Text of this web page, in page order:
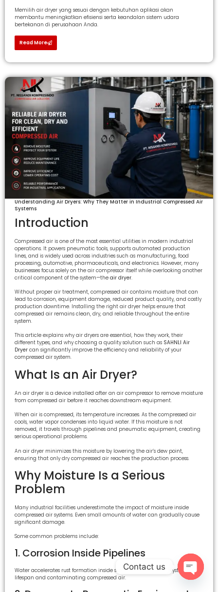
Memilih air dryer yang sesuai dengan kebutuhan aplikasi akan
membantu meningkatkan efisiensi serta keandalan sistem udara
bertekanan di perusahaan Anda.
Read More
Understanding Air Dryers: Why They Matter in Industrial Compressed Air
Systems
Introduction
Compressed air is one of the most essential utilities in modern industrial
operations. It powers pneumatic tools, supports automated production
lines, and is widely used across industries such as manufacturing, food
processing, automotive, pharmaceuticals, and electronics. However, many
businesses focus solely on the air compressor itself while overlooking another
critical component of the system—the air dryer.
Without proper air treatment, compressed air contains moisture that can
lead to corrosion, equipment damage, reduced product quality, and costly
production downtime. Installing the right air dryer helps ensure that
compressed air remains clean, dry, and reliable throughout the entire
system.
This article explains why air dryers are essential, how they work, their
different types, and why choosing a quality solution such as SAHNLI Air
Dryer can significantly improve the efficiency and reliability of your
compressed air system.
What Is an Air Dryer?
An air dryer is a device installed after an air compressor to remove moisture
from compressed air before it reaches downstream equipment.
When air is compressed, its temperature increases. As the compressed air
cools, water vapor condenses into liquid water. If this moisture is not
removed, it travels through pipelines and pneumatic equipment, creating
serious operational problems.
An air dryer minimizes this moisture by lowering the air’s dew point,
ensuring that only dry compressed air reaches the production process.
Why Moisture Is a Serious
Problem
Many industrial facilities underestimate the impact of moisture inside
compressed air systems. Even small amounts of water can gradually cause
significant damage.
Some common problems include:
1. Corrosion Inside Pipelines
Water accelerates rust formation inside steel piping, reducing system
lifespan and contaminating compressed air.
Contact us